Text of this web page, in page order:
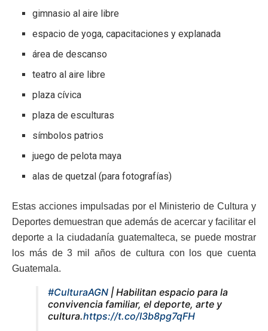
gimnasio al aire libre
espacio de yoga, capacitaciones y explanada
área de descanso
teatro al aire libre
plaza cívica
plaza de esculturas
símbolos patrios
juego de pelota maya
alas de quetzal (para fotografías)
Estas acciones impulsadas por el Ministerio de Cultura y
Deportes demuestran que además de acercar y facilitar el
deporte a la ciudadanía guatemalteca, se puede mostrar
los más de 3 mil años de cultura con los que cuenta
Guatemala.
#CulturaAGN | Habilitan espacio para la
convivencia familiar, el deporte, arte y
cultura.https://t.co/I3b8pg7qFH